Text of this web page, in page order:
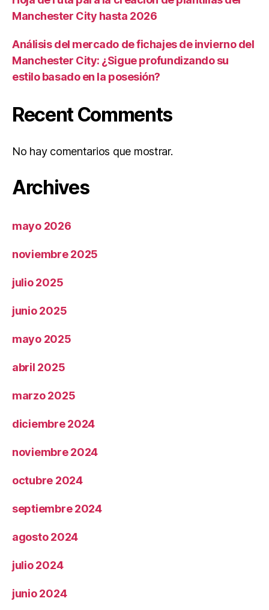
Manchester City hasta 2026
Análisis del mercado de fichajes de invierno del
Manchester City: ¿Sigue profundizando su
estilo basado en la posesión?
Recent Comments
No hay comentarios que mostrar.
Archives
mayo 2026
noviembre 2025
julio 2025
junio 2025
mayo 2025
abril 2025
marzo 2025
diciembre 2024
noviembre 2024
octubre 2024
septiembre 2024
agosto 2024
julio 2024
junio 2024